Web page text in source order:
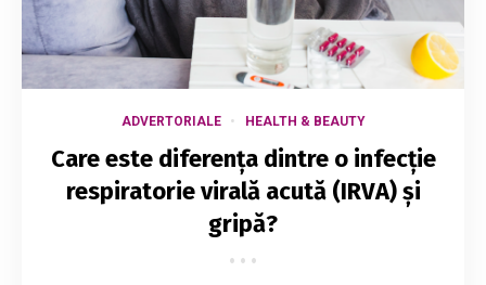
ADVERTORIALE HEALTH & BEAUTY
Care este diferența dintre o infecție
respiratorie virală acută (IRVA) și
gripă?